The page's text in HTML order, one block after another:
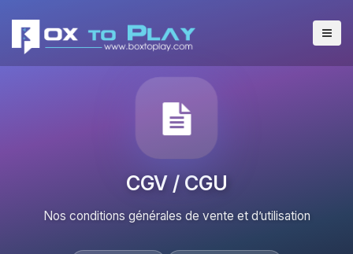
CGV / CGU
Nos conditions générales de vente et d’utilisation